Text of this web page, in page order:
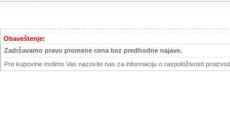
Obaveštenje:
Zadržavamo pravo promene cena bez predhodne najave.
Pre kupovine molimo Vas nazovite nas za informaciju o raspoloživosti